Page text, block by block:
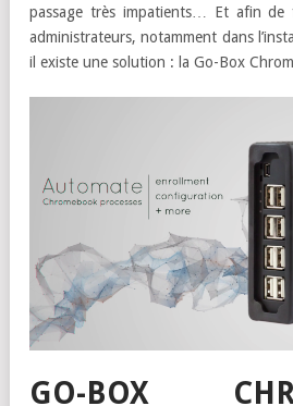
passage très impatients… Et afin de
administrateurs, notamment dans
il existe une solution : la Go-Box
GO-BOX